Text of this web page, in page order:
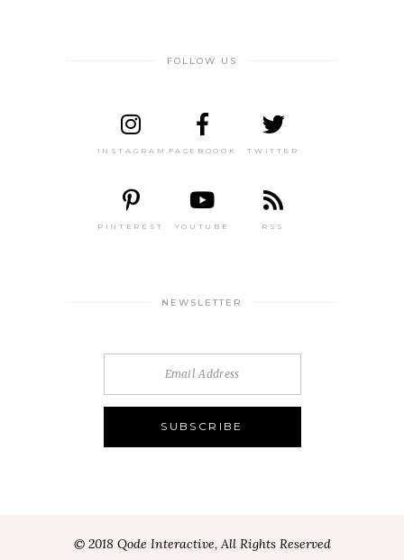
FOLLOW US
INSTAGRAM FACEBOOOK TWITTER
PINTEREST YOUTUBE RSS
NEWSLETTER
© 2018 Qode Interactive, All Rights Reserved